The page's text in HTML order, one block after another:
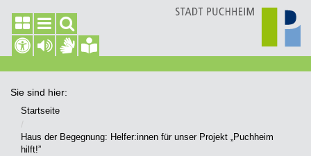
Sie sind hier:
Startseite
Haus der Begegnung: Helfer:innen für unser Projekt „Puchheim
hilft!”